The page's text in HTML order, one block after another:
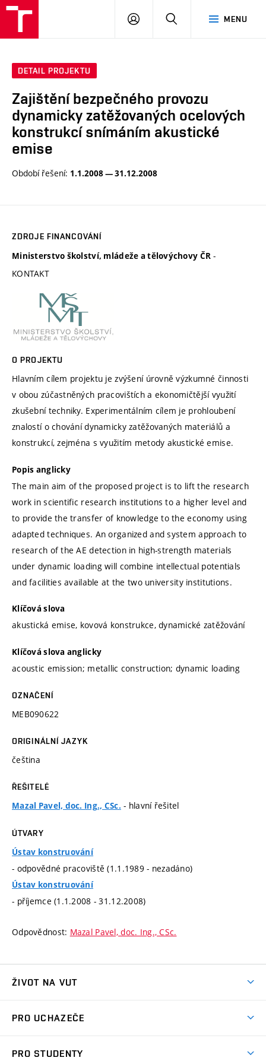
MENU
PŘIHLÁSIT
DETAIL PROJEKTU
Zajištění bezpečného provozu
dynamicky zatěžovaných ocelových
konstrukcí snímáním akustické
emise
Období řešení: 1.1.2008 — 31.12.2008
ZDROJE FINANCOVÁNÍ
Ministerstvo školství, mládeže a tělovýchovy ČR -
KONTAKT
O PROJEKTU
Hlavním cílem projektu je zvýšení úrovně výzkumné činnosti
v obou zúčastněných pracovištích a ekonomičtější využití
zkušební techniky. Experimentálním cílem je prohloubení
znalostí o chování dynamicky zatěžovaných materiálů a
konstrukcí, zejména s využitím metody akustické emise.
Popis anglicky
The main aim of the proposed project is to lift the research
work in scientific research institutions to a higher level and
to provide the transfer of knowledge to the economy using
adapted techniques. An organized and system approach to
research of the AE detection in high-strength materials
under dynamic loading will combine intellectual potentials
and facilities available at the two university institutions.
Klíčová slova
akustická emise, kovová konstrukce, dynamické zatěžování
Klíčová slova anglicky
acoustic emission; metallic construction; dynamic loading
OZNAČENÍ
MEB090622
ORIGINÁLNÍ JAZYK
čeština
ŘEŠITELÉ
Mazal Pavel, doc. Ing., CSc. - hlavní řešitel
ÚTVARY
Ústav konstruování
- odpovědné pracoviště (1.1.1989 - nezadáno)
Ústav konstruování
- příjemce (1.1.2008 - 31.12.2008)
Odpovědnost: Mazal Pavel, doc. Ing., CSc.
ŽIVOT NA VUT
Koleje
PRO UCHAZEČE
PRO STUDENTY